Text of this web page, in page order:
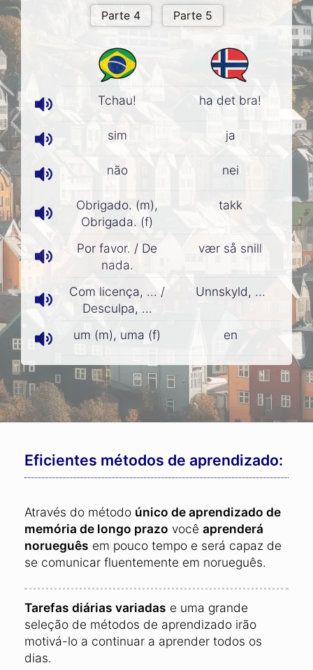
Tchau! ha det bra!
sim ja
não nei
Obrigado. (m),
Obrigada. (f)
takk
Por favor. / De
nada.
vær så snill
Com licença, ... /
Desculpa, ...
Unnskyld, ...
um (m), uma (f) en
Eficientes métodos de aprendizado:
Através do método único de aprendizado de
memória de longo prazo você aprenderá
norueguês em pouco tempo e será capaz de
se comunicar fluentemente em norueguês.
Tarefas diárias variadas e uma grande
seleção de métodos de aprendizado irão
motivá-lo a continuar a aprender todos os
dias.